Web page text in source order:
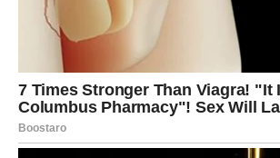
Pažljivo slušajte ono što vam život govori.
Istina dolazi u pravom
Pred vama su zanimljivi trenuci.